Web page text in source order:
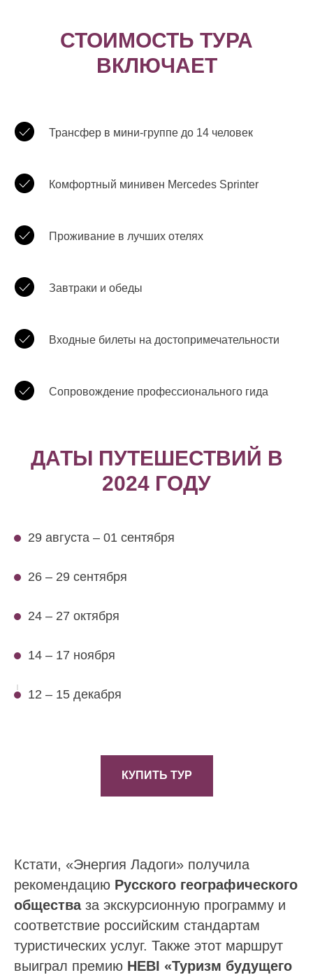
СТОИМОСТЬ ТУРА
ВКЛЮЧАЕТ
Трансфер в мини-группе до 14 человек
Комфортный минивен Mercedes Sprinter
Проживание в лучших отелях
Завтраки и обеды
Входные билеты на достопримечательности
Сопровождение профессионального гида
ДАТЫ ПУТЕШЕСТВИЙ В
2024 ГОДУ
29 августа – 01 сентября
26 – 29 сентября
24 – 27 октября
14 – 17 ноября
12 – 15 декабря
КУПИТЬ ТУР
Кстати, «Энергия Ладоги» получила
рекомендацию Русского географического
обществаза экскурсионную программу и
соответствие российским стандартам
туристических услуг. Также этот маршрут
выиграл премию HEBI «Туризм будущего